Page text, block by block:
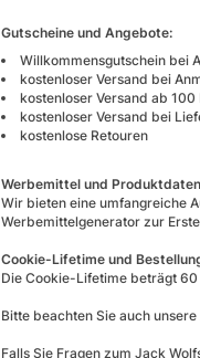
Gutscheine und Angebote:
Willkommensgutschein bei
kostenloser Versand bei
kostenloser Versand ab 100
kostenloser Versand bei
kostenlose Retouren
Werbemittel und
Wir bieten eine umfangreiche
Werbemittelgenerator zur
Cookie-Lifetime und
Die Cookie-Lifetime beträgt
Bitte beachten Sie auch
Falls Sie Fragen zum Jack